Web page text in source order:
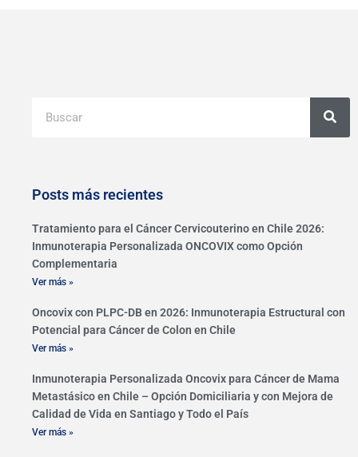
Posts más recientes
Tratamiento para el Cáncer Cervicouterino en Chile 2026:
Inmunoterapia Personalizada ONCOVIX como Opción
Complementaria
Ver más »
Oncovix con PLPC-DB en 2026: Inmunoterapia Estructural con
Potencial para Cáncer de Colon en Chile
Ver más »
Inmunoterapia Personalizada Oncovix para Cáncer de Mama
Metastásico en Chile – Opción Domiciliaria y con Mejora de
Calidad de Vida en Santiago y Todo el País
Ver más »